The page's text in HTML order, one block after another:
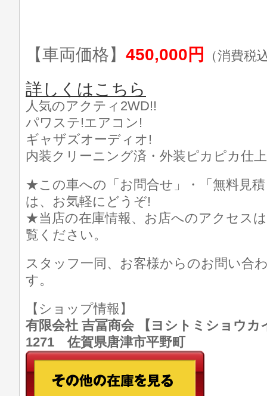
【車両価格】 450,000円 （消費税
詳しくはこちら
人気のアクティ2WD!!
パワステ!エアコン!
ギャザズオーディオ!
内装クリーニング済・外装ピカピカ仕
★この車への「お問合せ」・「無料見
は、お気軽にどうぞ!
★当店の在庫情報、お店へのアクセス
覧ください。
スタッフ一同、お客様からのお問い合
す。
【ショップ情報】
有限会社 吉冨商会 【ヨシトミショウ
1271 佐賀県唐津市平野町